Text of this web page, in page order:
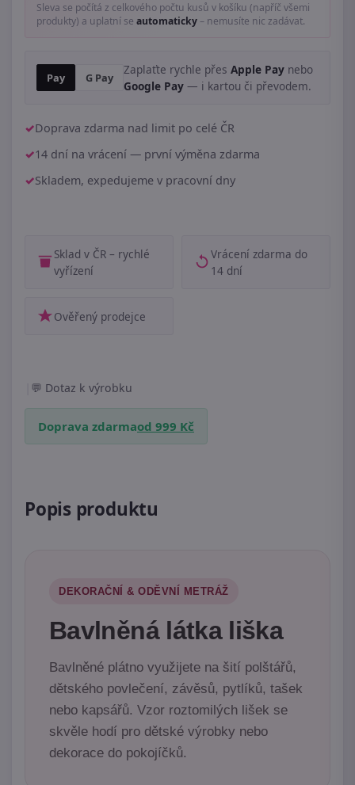
Sleva se počítá z celkového počtu kusů v košíku (napříč všemi
produkty) a uplatní se automaticky– nemusíte nic zadávat.
Pay G Pay
Zaplaťte rychle přes Apple Pay nebo
Google Pay — i kartou či převodem.
Doprava zdarma nad limit po celé ČR
14 dní na vrácení — první výměna zdarma
Skladem, expedujeme v pracovní dny
Sklad v ČR – rychlé
vyřízení
Vrácení zdarma do
14 dní
Ověřený prodejce
Dotaz k výrobku
Doprava zdarmaod 999 Kč
Popis produktu
DEKORAČNÍ & ODĚVNÍ METRÁŽ
Bavlněná látka liška
Bavlněné plátno využijete na šití polštářů,
dětského povlečení, závěsů, pytlíků, tašek
nebo kapsářů. Vzor roztomilých lišek se
skvěle hodí pro dětské výrobky nebo
dekorace do pokojíčků.